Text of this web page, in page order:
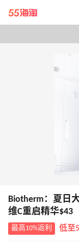
带你去官网买正品
Biotherm：夏日
维C重启精华$43
最高10%返利 低至